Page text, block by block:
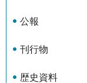
公報
刊行物
歴史資料